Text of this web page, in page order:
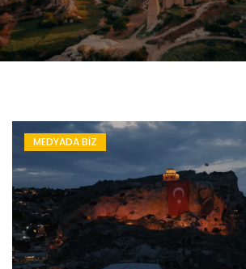
MEDYADA BİZ